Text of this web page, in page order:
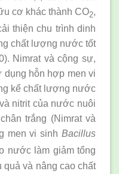
cơ khác thành CO2,
thiện chu trình dinh
chất lượng nước tốt
Nimrat và cộng sự,
dụng hỗn hợp men vi
kể chất lượng nước
nitrit của nước nuôi
trắng (Nimrat và
men vi sinh Bacillus
nước làm giảm tổng
quả và nâng cao chất